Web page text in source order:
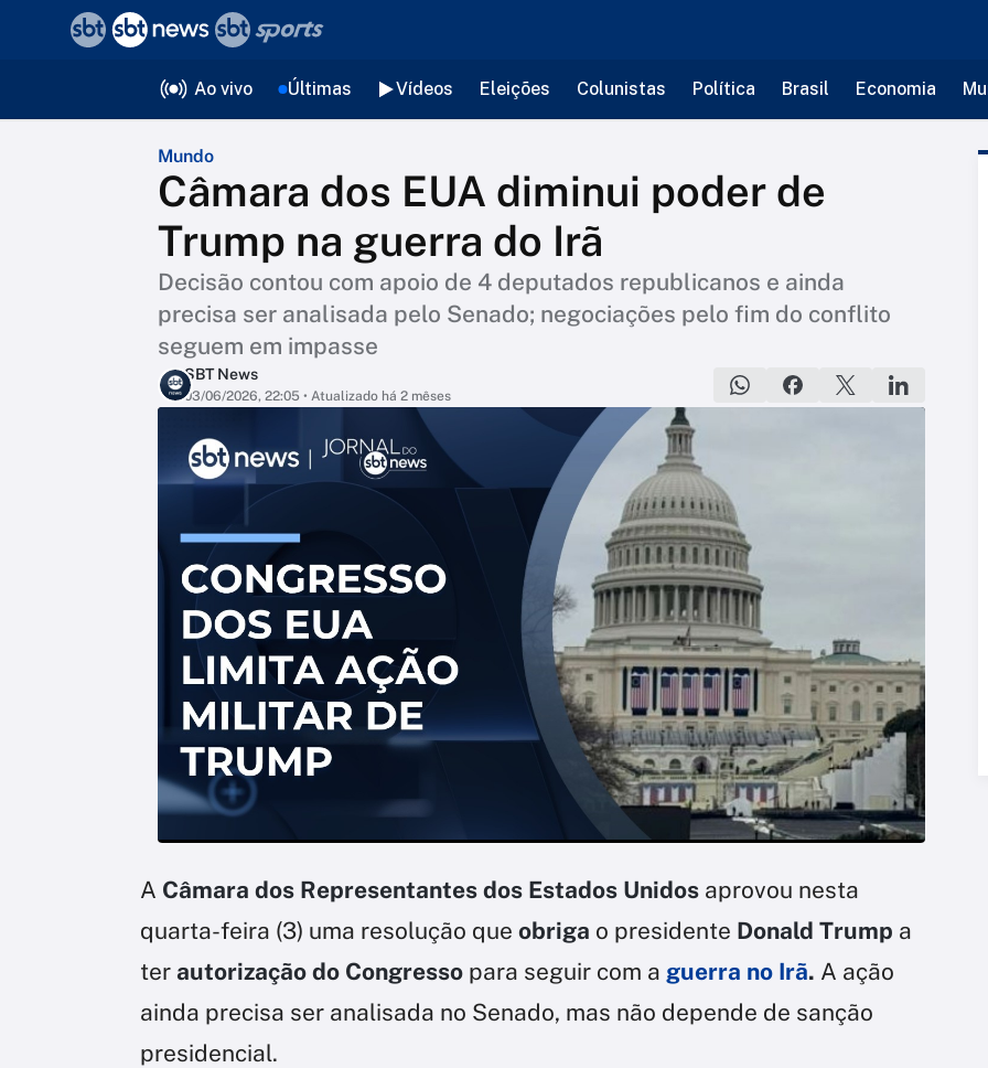
Ao vivo Últimas Vídeos Eleições Colunistas Política Brasil Economia
Mundo
Câmara dos EUA diminui poder de
Trump na guerra do Irã
Decisão contou com apoio de 4 deputados republicanos e ainda
precisa ser analisada pelo Senado; negociações pelo fim do conflito
seguem em impasse
SBT News
03/06/2026, 22:05 • Atualizado há 2 mêses
A Câmara dos Representantes dos Estados Unidos aprovou nesta
quarta-feira (3) uma resolução que obriga o presidente Donald Trump a
ter autorização do Congresso para seguir com a guerra no Irã. A ação
ainda precisa ser analisada no Senado, mas não depende de sanção
presidencial.
voltar
Editorias